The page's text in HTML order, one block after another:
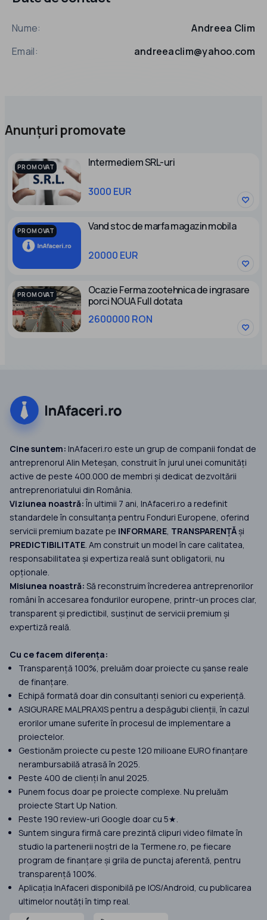
Nume:
Andreea Clim
Email:
andreeaclim@yahoo.com
Anunțuri promovate
PROMOVAT Intermediem SRL-uri
3000 EUR
PROMOVAT Vand stoc de marfa magazin mobila
20000 EUR
PROMOVAT
Ocazie Ferma zootehnica de ingrasare
porci NOUA Full dotata
2600000 RON
Cine suntem: InAfaceri.ro este un grup de companii fondat de
antreprenorul Alin Meteșan, construit în jurul unei comunități
active de peste 400.000 de membri și dedicat dezvoltării
antreprenoriatului din România.
Viziunea noastră:În ultimii 7 ani, InAfaceri.ro a redefinit
standardele în consultanța pentru Fonduri Europene, oferind
servicii premium bazate pe INFORMARE, TRANSPARENȚĂși
PREDICTIBILITATE. Am construit un model în care calitatea,
responsabilitatea și expertiza reală sunt obligatorii, nu
opționale.
Misiunea noastră: Să reconstruim încrederea antreprenorilor
români în accesarea fondurilor europene, printr-un proces clar,
transparent și predictibil, susținut de servicii premium și
expertiză reală.
Cu ce facem diferența:
Transparență 100%, preluăm doar proiecte cu șanse reale
de finanțare.
Echipă formată doar din consultanți seniori cu experiență.
ASIGURARE MALPRAXIS pentru a despăgubi clienții, în cazul
erorilor umane suferite în procesul de implementare a
proiectelor.
Gestionăm proiecte cu peste 120 milioane EURO finanțare
nerambursabilă atrasă în 2025.
Peste 400 de clienți în anul 2025.
Punem focus doar pe proiecte complexe. Nu preluăm
proiecte Start Up Nation.
Peste 190 review-uri Google doar cu 5★.
Suntem singura firmă care prezintă clipuri video filmate în
studio la partenerii noștri de la Termene.ro, pe fiecare
program de finanțare și grila de punctaj aferentă, pentru
transparență 100%.
Aplicația InAfaceri disponibilă pe IOS/Android, cu publicarea
ultimelor noutăți în timp real.